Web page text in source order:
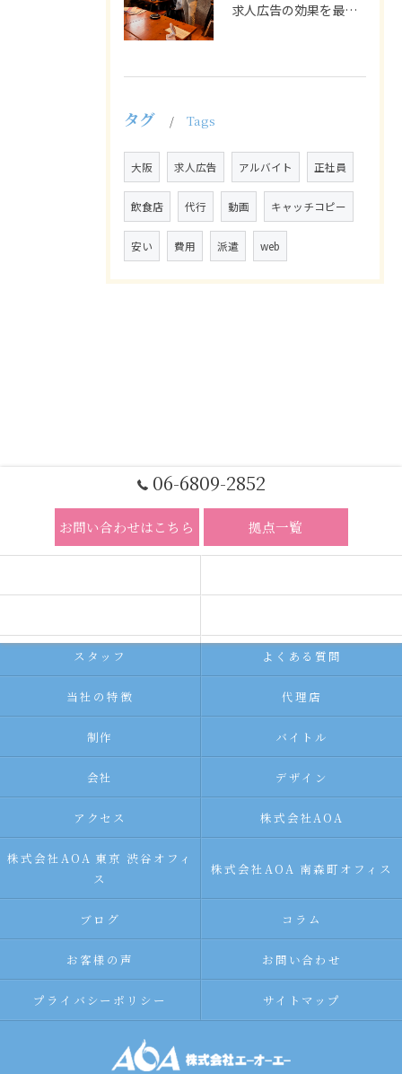
求人広告の効果を最大化するために最も重要なのは、掲載タイミン...
タグ Tags
大阪 求人広告 アルバイト 正社員
飲食店 代行 動画 キャッチコピー
安い 費用 派遣 web
06-6809-2852
お問い合わせはこちら 拠点一覧
スタッフ よくある質問
当社の特徴 代理店
制作 バイトル
会社 デザイン
アクセス 株式会社AOA
株式会社AOA 東京 渋谷オフィ
ス
株式会社AOA 南森町オフィス
ブログ コラム
お客様の声 お問い合わせ
プライバシーポリシー サイトマップ